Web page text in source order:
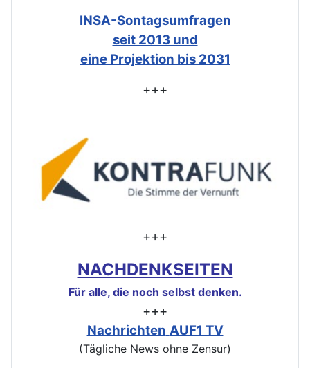
INSA-Sontagsumfragen
seit 2013 und
eine Projektion bis 2031
+++
+++
NACHDENKSEITEN
Für alle, die noch selbst denken.
+++
Nachrichten AUF1 TV
(Tägliche News ohne Zensur)